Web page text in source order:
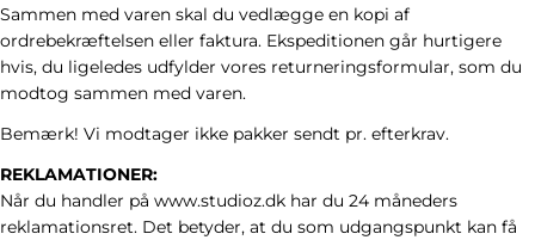
Sammen med varen skal du vedlægge en kopi af
ordrebekræftelsen eller faktura. Ekspeditionen går hurtigere
hvis, du ligeledes udfylder vores returneringsformular, som du
modtog sammen med varen.
Bemærk! Vi modtager ikke pakker sendt pr. efterkrav.
REKLAMATIONER:
Når du handler på www.studioz.dk har du 24 måneders
reklamationsret. Det betyder, at du som udgangspunkt kan få